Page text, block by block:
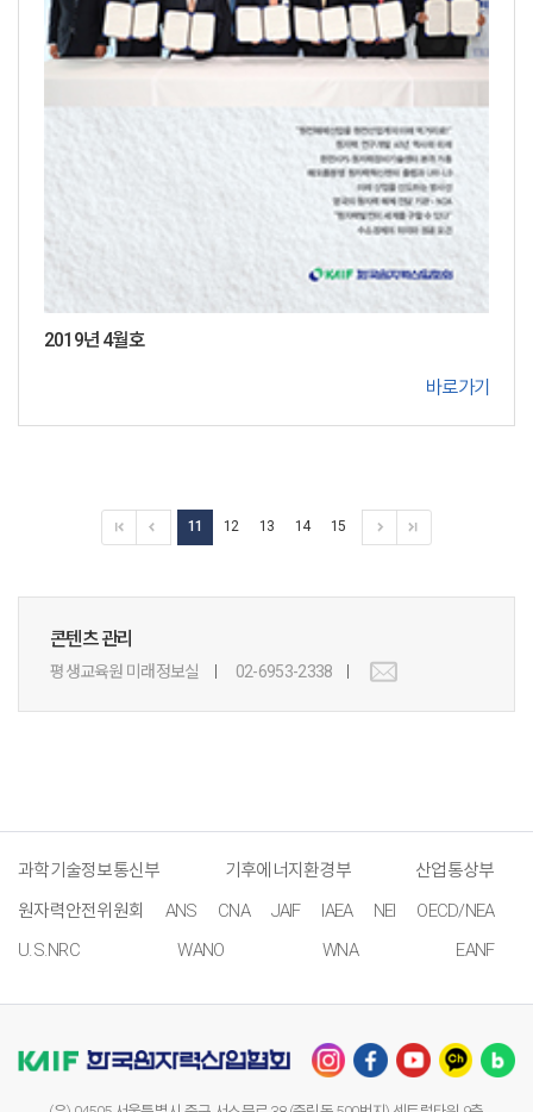
2019년 4월호
바로가기
11 12 13 14 15
콘텐츠 관리
평생교육원 미래정보실 02-6953-2338
과학기술정보통신부 기후에너지환경부
산업통상부
원자력안전위원회
ANS CNA JAIF IAEA NEI
OECD/NEA
U.S.NRC
WANO WNA EANF